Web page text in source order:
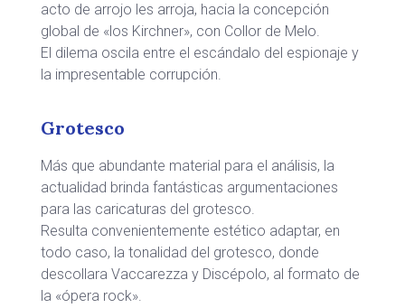
acto de arrojo les arroja, hacia la concepción
global de «los Kirchner», con Collor de Melo.
El dilema oscila entre el escándalo del espionaje y
la impresentable corrupción.
Grotesco
Más que abundante material para el análisis, la
actualidad brinda fantásticas argumentaciones
para las caricaturas del grotesco.
Resulta convenientemente estético adaptar, en
todo caso, la tonalidad del grotesco, donde
descollara Vaccarezza y Discépolo, al formato de
la «ópera rock».